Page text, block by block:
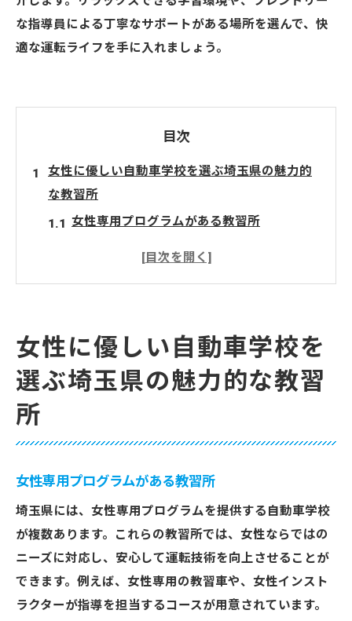
な指導員による丁寧なサポートがある場所を選んで、快
適な運転ライフを手に入れましょう。
目次
女性に優しい自動車学校を選ぶ埼玉県の魅力的
な教習所
女性専用プログラムがある教習所
安心のサポート体制で選ぶ埼玉県の教習所
女性インストラクターがいる教習所のメリ
ット
女性が快適に通える教習所の選び方
埼玉県で人気の教習所に通うメリット
女性向けサービスが充実した教習所
リラックスできる環境での教習体験
女性のための特別プランがある教習所
免許取得後も安心のアフターサポート
女性に優しい自動車学校を
選ぶ埼玉県の魅力的な教習
所
女性専用プログラムがある教習所
埼玉県には、女性専用プログラムを提供する自動車学校
が複数あります。これらの教習所では、女性ならではの
ニーズに対応し、安心して運転技術を向上させることが
できます。例えば、女性専用の教習車や、女性インスト
ラクターが指導を担当するコースが用意されています。